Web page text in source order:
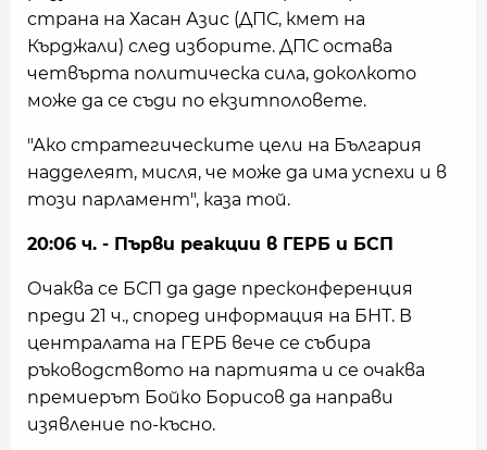
страна на Хасан Азис (ДПС, кмет на
Кърджали) след изборите. ДПС остава
четвърта политическа сила, доколкото
може да се съди по екзитполовете.
"Ако стратегическите цели на България
надделеят, мисля, че може да има успехи и в
този парламент", каза той.
20:06 ч. - Първи реакции в ГЕРБ и БСП
Очаква се БСП да даде пресконференция
преди 21 ч., според информация на БНТ. В
централата на ГЕРБ вече се събира
ръководството на партията и се очаква
премиерът Бойко Борисов да направи
изявление по-късно.